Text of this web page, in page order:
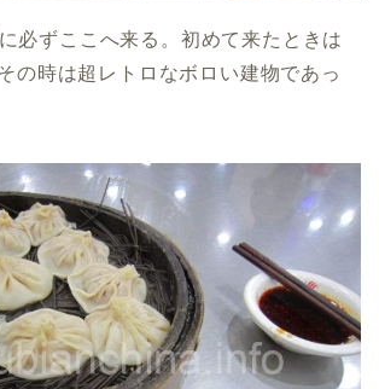
必ずここへ来る。初めて来たときは
の時は超レトロなボロい建物であっ